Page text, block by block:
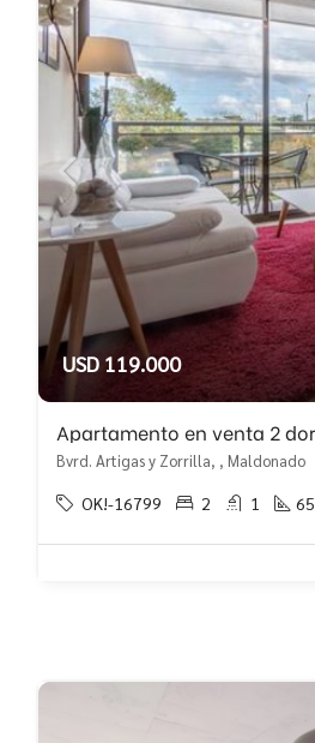
USD 119.000
Bvrd. Artigas y Zorrilla, , Maldonado
OK!-16799 2 1 65